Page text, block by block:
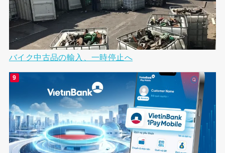
バイク中古品の輸入、一時停止へ